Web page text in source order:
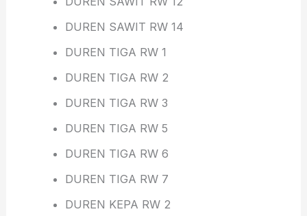
DUREN SAWIT RW 14
DUREN TIGA RW 1
DUREN TIGA RW 2
DUREN TIGA RW 3
DUREN TIGA RW 5
DUREN TIGA RW 6
DUREN TIGA RW 7
DUREN KEPA RW 2